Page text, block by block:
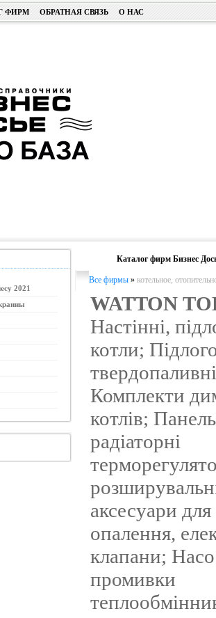
ФИРМ ОБРАТНАЯ СВЯЗЬ О НАС
2021
Каталог фирм Бизнес
Все фирмы » котельное,
WATTON
Настінні,
котли;
Комплекти
котлів;
радіаторні
аксесуари
опалення,
клапани;
промивки